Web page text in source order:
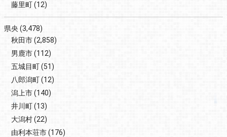
藤里町(12)
県央 (3,478)
秋田市(2,858)
男鹿市(112)
五城目町(51)
八郎潟町(12)
潟上市(140)
井川町(13)
大潟村(22)
由利本荘市(176)